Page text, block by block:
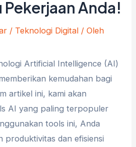
Anda!
/ Teknologi Digital / Oleh
Artificial Intelligence (AI)
kemudahan bagi
artikel ini, kami akan
AI yang paling terpopuler
tools ini, Anda
produktivitas dan efisiensi